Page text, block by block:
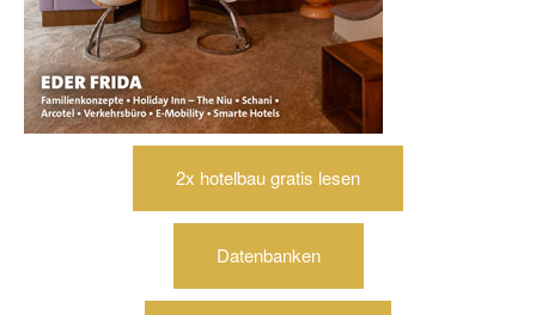
2x hotelbau gratis lesen
Datenbanken